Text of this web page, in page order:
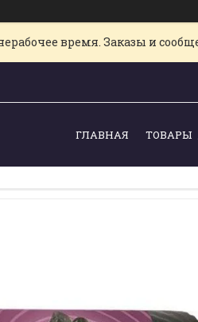
время. Заказы и
ГЛАВНАЯ ТОВАРЫ